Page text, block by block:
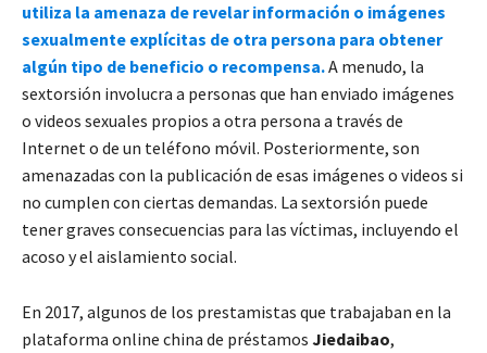
utiliza la amenaza de revelar información o imágenes
sexualmente explícitas de otra persona para obtener
algún tipo de beneficio o recompensa.A menudo, la
sextorsión involucra a personas que han enviado imágenes
o videos sexuales propios a otra persona a través de
Internet o de un teléfono móvil. Posteriormente, son
amenazadas con la publicación de esas imágenes o videos si
no cumplen con ciertas demandas. La sextorsión puede
tener graves consecuencias para las víctimas, incluyendo el
acoso y el aislamiento social.
En 2017, algunos de los prestamistas que trabajaban en la
plataforma online china de préstamos Jiedaibao,